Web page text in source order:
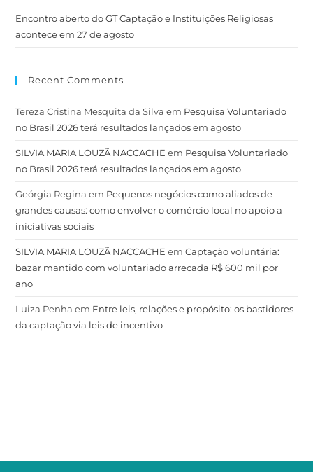
Encontro aberto do GT Captação e Instituições Religiosas
acontece em 27 de agosto
Recent Comments
Tereza Cristina Mesquita da Silva em Pesquisa Voluntariado
no Brasil 2026 terá resultados lançados em agosto
SILVIA MARIA LOUZÃ NACCACHE em Pesquisa Voluntariado
no Brasil 2026 terá resultados lançados em agosto
Geórgia Regina em Pequenos negócios como aliados de
grandes causas: como envolver o comércio local no apoio a
iniciativas sociais
SILVIA MARIA LOUZÃ NACCACHE emCaptação voluntária:
bazar mantido com voluntariado arrecada R$ 600 mil por
ano
Luiza Penha em Entre leis, relações e propósito: os bastidores
da captação via leis de incentivo